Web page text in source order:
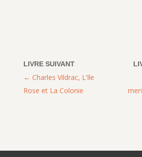
Charles Vildrac, L’Ile
Rose et La Colonie